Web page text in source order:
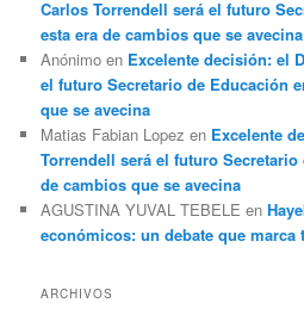
Carlos Torrendell será el futuro
esta era de cambios que se avecina
Anónimo en Excelente decisión: el
el futuro Secretario de Educación
que se avecina
Matias Fabian Lopez en Excelente
Torrendell será el futuro
de cambios que se avecina
AGUSTINA YUVAL TEBELE en
económicos: un debate que
ARCHIVOS